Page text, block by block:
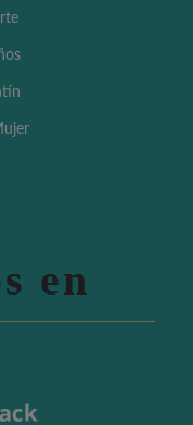
en